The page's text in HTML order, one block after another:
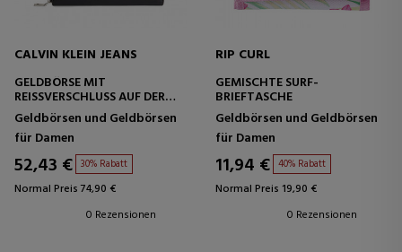
CALVIN KLEIN JEANS
GELDBÖRSE MIT
REISSVERSCHLUSS AUF DER
KONTUR
Geldbörsen und Geldbörsen
für Damen
52,43 € 30% Rabatt
Normal Preis 74,90 €
0 Rezensionen
RIP CURL
GEMISCHTE SURF-
BRIEFTASCHE
Geldbörsen und Geldbörsen
für Damen
11,94 € 40% Rabatt
Normal Preis 19,90 €
0 Rezensionen